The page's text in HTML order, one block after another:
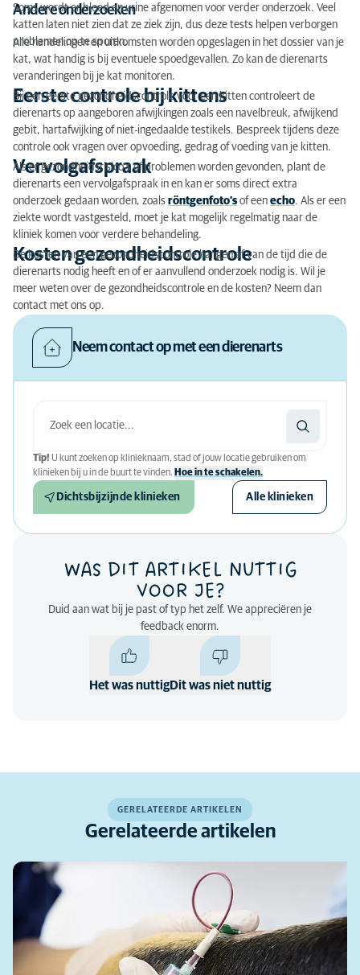
Andere onderzoeken
Soms wordt er bloed en urine afgenomen voor verder onderzoek. Veel
katten laten niet zien dat ze ziek zijn, dus deze tests helpen verborgen
problemen op te sporen.
Alle handelingen en uitkomsten worden opgeslagen in het dossier van je
kat, wat handig is bij eventuele spoedgevallen. Zo kan de dierenarts
veranderingen bij je kat monitoren.
Eerste controle bij kittens
Bij een eerste gezondheidscontrole voor een kitten controleert de
dierenarts op aangeboren afwijkingen zoals een navelbreuk, afwijkend
gebit, hartafwijking of niet-ingedaalde testikels. Bespreek tijdens deze
controle ook vragen over opvoeding, gedrag of voeding van je kitten.
Vervolgafspraak
Als er gezondheidsrisico’s of problemen worden gevonden, plant de
dierenarts een vervolgafspraak in en kan er soms direct extra
onderzoek gedaan worden, zoals röntgenfoto’sof een echo. Als er een
ziekte wordt vastgesteld, moet je kat mogelijk regelmatig naar de
kliniek komen voor verdere behandeling.
Kosten gezondheidscontrole
De kosten van een gezondheidscontrole hangen af van de tijd die de
dierenarts nodig heeft en of er aanvullend onderzoek nodig is. Wil je
meer weten over de gezondheidscontrole en de kosten? Neem dan
contact met ons op.
Neem contact op met een dierenarts
Tip! U kunt zoeken op klinieknaam, stad of jouw locatie gebruiken om
klinieken bij u in de buurt te vinden. Hoe in te schakelen.
Dichtsbijzijnde klinieken Alle klinieken
WAS DIT ARTIKEL NUTTIG
VOOR JE?
Duid aan wat bij je past of typ het zelf. We appreciëren je
feedback enorm.
Het was nuttigDit was niet nuttig
GERELATEERDE ARTIKELEN
Gerelateerde artikelen